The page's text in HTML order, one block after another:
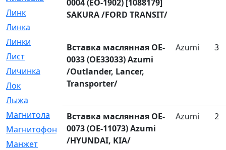
Линк
[3]
Линка
Линки
Лист
[144]
Личинка
[3]
Лок
[1]
Лыжа
Магнитола
[11]
Магнитофон
[1]
Манжет
[194]
0004 (EO-1902) [1088179]
SAKURA /FORD TRANSIT/
Вставка маслянная OE-
0033 (OE33033) Azumi
/Outlander, Lancer,
Transporter/
Azumi 3
Вставка маслянная OE-
0073 (OE-11073) Azumi
/HYUNDAI, KIA/
Azumi 2